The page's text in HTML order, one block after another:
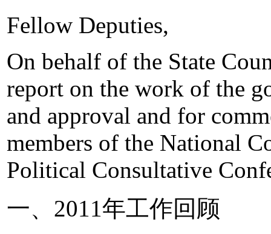
Fellow Deputies,
On behalf of the State
report on the work of the
and approval and for
members of the National
Political Consultative
一、2011年工作回顾